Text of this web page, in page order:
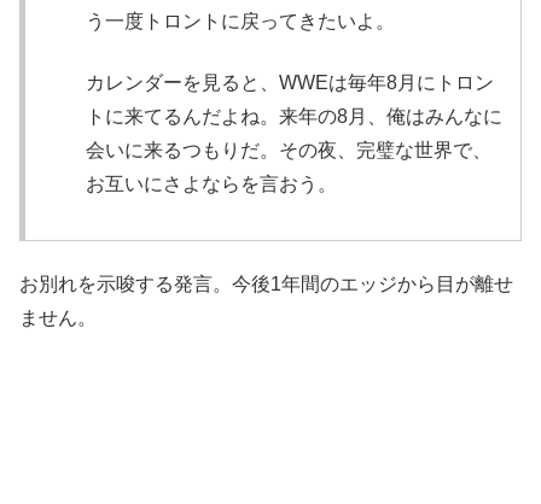
う一度トロントに戻ってきたいよ。
カレンダーを見ると、WWEは毎年8月にトロン
トに来てるんだよね。来年の8月、俺はみんなに
会いに来るつもりだ。その夜、完璧な世界で、
お互いにさよならを言おう。
お別れを示唆する発言。今後1年間のエッジから目が離せ
ません。